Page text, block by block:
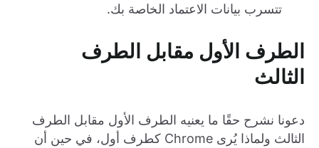
تتسرب بيانات الاعتماد الخاصة بك.
الطرف الأول مقابل الطرف
الثالث
دعونا نشرح حقًا ما يعنيه الطرف الأول مقابل الطرف
الثالث ولماذا يُرى Chrome كطرف أول، في حين أن